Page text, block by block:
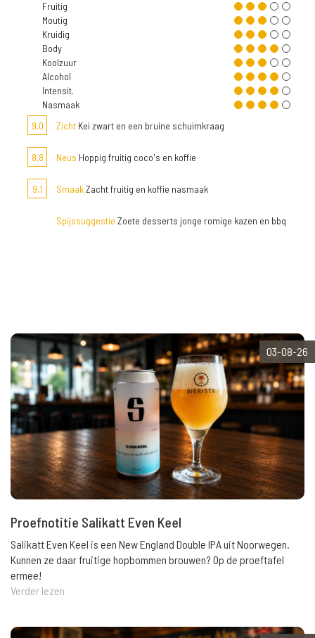
Fruitig
Moutig
Kruidig
Body
Koolzuur
Alcohol
Intensit.
Nasmaak
9,0
Zicht Kei zwart en een bruine schuimkraag
8,8 Neus Hoppig fruitig coco's en koffie
9,1 SmaakZacht fruitig en koffie nasmaak
Spijssuggestie Zoete desserts jonge romige kazen en bbq
03-08-26
Proefnotitie Salikatt Even Keel
Salikatt Even Keel is een New England Double IPA uit Noorwegen.
Kunnen ze daar fruitige hopbommen brouwen? Op de proeftafel
ermee!
Verder lezen